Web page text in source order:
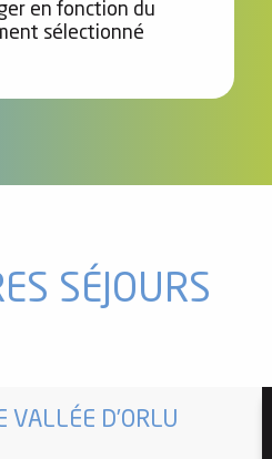
en fonction du
sélectionné
SÉJOURS
VALLÉE D’ORLU